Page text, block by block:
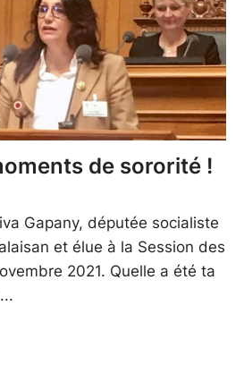
de sororité !
Gapany, députée socialiste
et élue à la Session des
2021. Quelle a été ta